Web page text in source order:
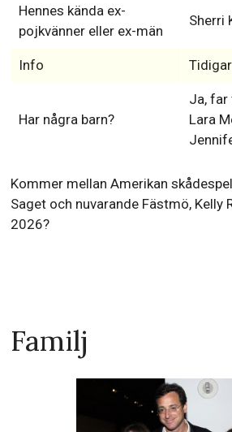
Hennes kända ex-
pojkvänner eller ex-män
Sherri
Info
Har några barn?
Ja, far
Lara
Kommer mellan Amerikan
Saget och nuvarande Fästmö, Kelly
2026?
Familj